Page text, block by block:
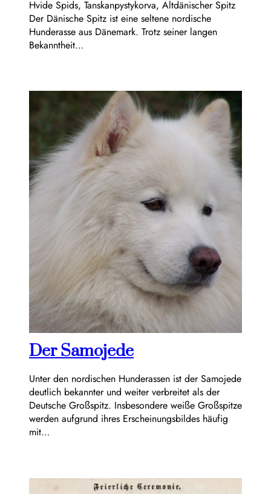
Hvide Spids, Tanskanpystykorva, Altdänischer Spitz
Der Dänische Spitz ist eine seltene nordische
Hunderasse aus Dänemark. Trotz seiner langen
Bekanntheit…
Der Samojede
Unter den nordischen Hunderassen ist der Samojede
deutlich bekannter und weiter verbreitet als der
Deutsche Großspitz. Insbesondere weiße Großspitze
werden aufgrund ihres Erscheinungsbildes häufig
mit…